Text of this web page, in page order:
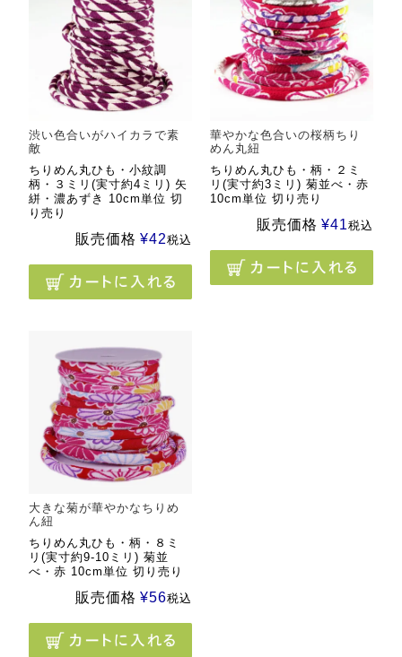
渋い色合いがハイカラで素
敵
ちりめん丸ひも・小紋調
柄・３ミリ(実寸約4ミリ) 矢
絣・濃あずき 10cm単位 切
り売り
販売価格 ¥42税込
華やかな色合いの桜柄ちり
めん丸紐
ちりめん丸ひも・柄・２ミ
リ(実寸約3ミリ) 菊並べ・赤
10cm単位 切り売り
販売価格 ¥41税込
大きな菊が華やかなちりめ
ん紐
ちりめん丸ひも・柄・８ミ
リ(実寸約9-10ミリ) 菊並
べ・赤 10cm単位 切り売り
販売価格 ¥56税込